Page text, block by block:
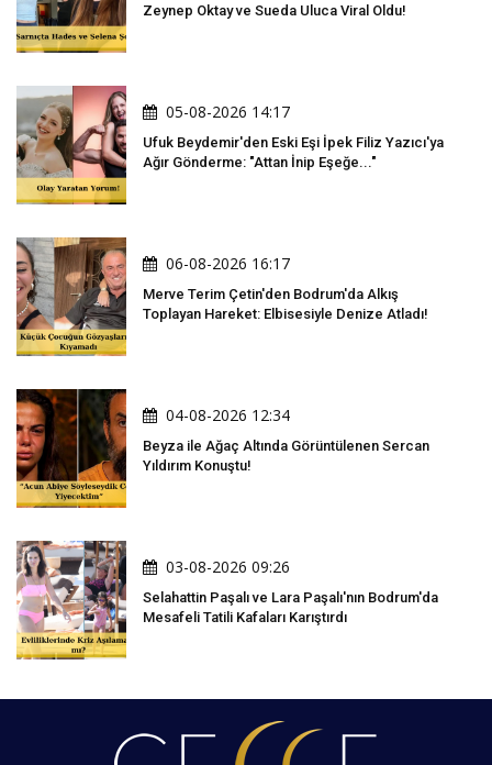
Zeynep Oktay ve Sueda Uluca Viral Oldu!
05-08-2026 14:17
Ufuk Beydemir'den Eski Eşi İpek Filiz Yazıcı'ya
Ağır Gönderme: "Attan İnip Eşeğe..."
06-08-2026 16:17
Merve Terim Çetin'den Bodrum'da Alkış
Toplayan Hareket: Elbisesiyle Denize Atladı!
04-08-2026 12:34
Beyza ile Ağaç Altında Görüntülenen Sercan
Yıldırım Konuştu!
03-08-2026 09:26
Selahattin Paşalı ve Lara Paşalı'nın Bodrum'da
Mesafeli Tatili Kafaları Karıştırdı